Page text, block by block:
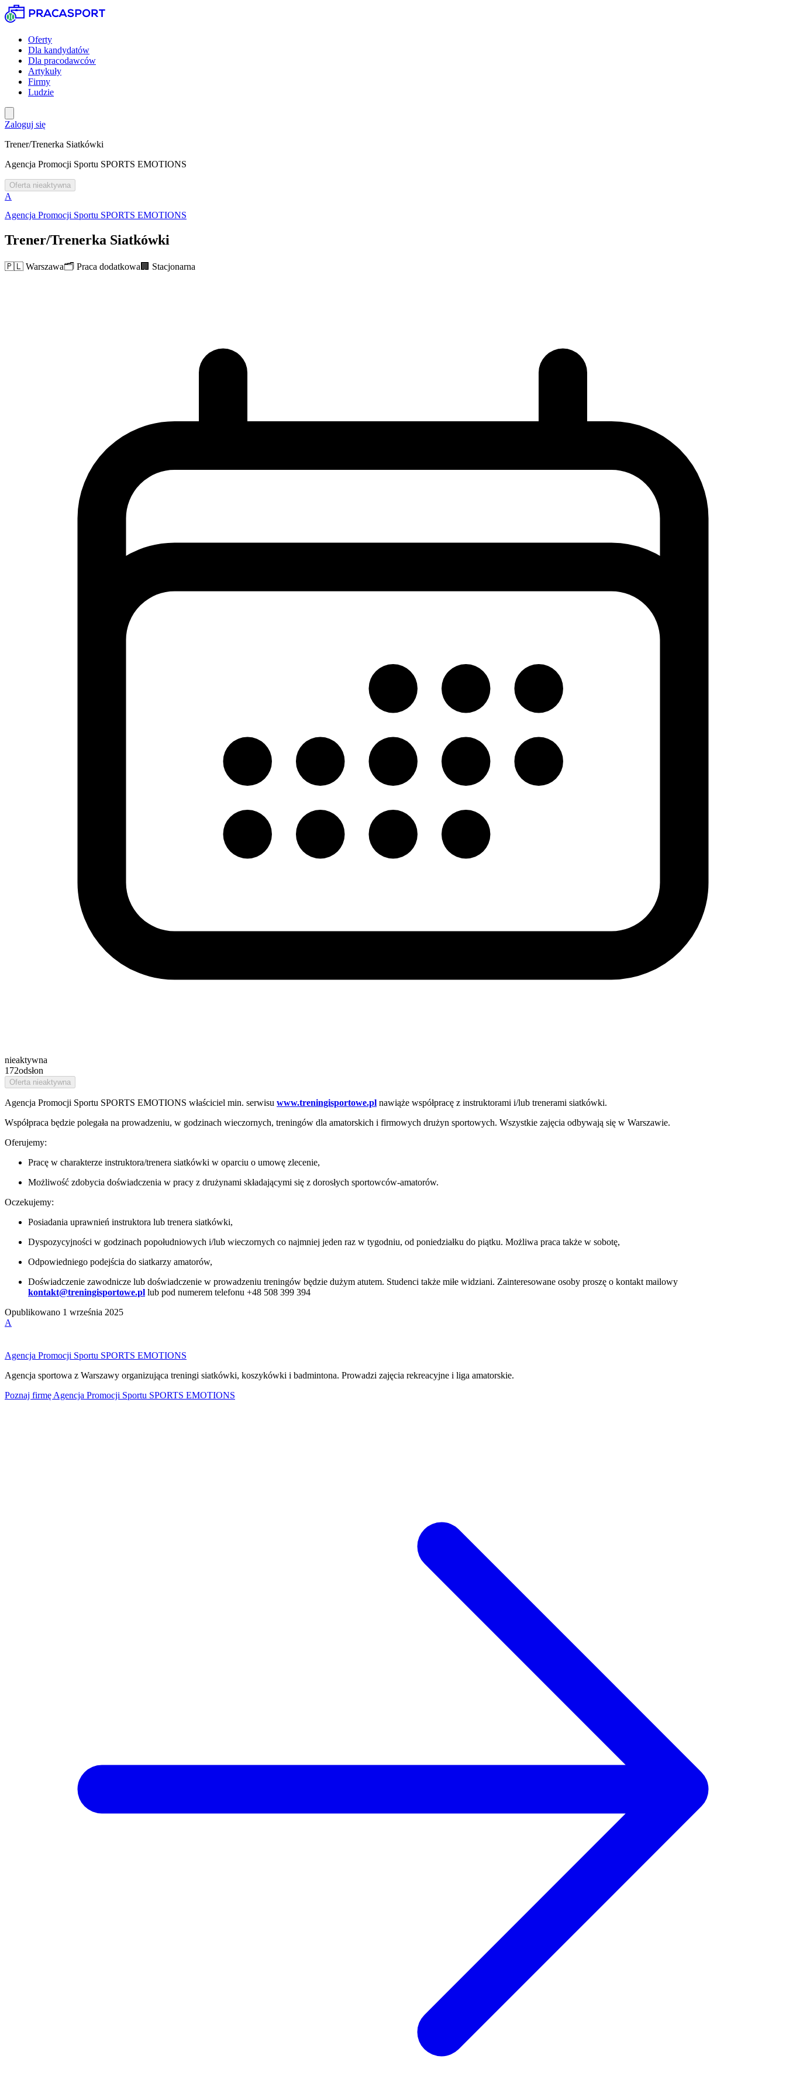
Oferty
Dla kandydatów
Dla pracodawców
Artykuły
Firmy
Ludzie
Zaloguj się
Trener/Trenerka Siatkówki
Agencja Promocji Sportu SPORTS EMOTIONS
Oferta nieaktywna
A
Agencja Promocji Sportu SPORTS EMOTIONS
Trener/Trenerka Siatkówki
🇵🇱 Warszawa🗂️ Praca dodatkowa 🏢 Stacjonarna
nieaktywna
172odsłon
Oferta nieaktywna
Agencja Promocji Sportu SPORTS EMOTIONS właściciel min. serwisu www.treningisportowe.pl nawiąże współpracę z instruktorami i/lub trenerami siatkówki.
Współpraca będzie polegała na prowadzeniu, w godzinach wieczornych, treningów dla amatorskich i firmowych drużyn sportowych. Wszystkie zajęcia odbywają się w Warszawie.
Oferujemy:
Pracę w charakterze instruktora/trenera siatkówki w oparciu o umowę zlecenie,
Możliwość zdobycia doświadczenia w pracy z drużynami składającymi się z dorosłych sportowców-amatorów.
Oczekujemy:
Posiadania uprawnień instruktora lub trenera siatkówki,
Dyspozycyjności w godzinach popołudniowych i/lub wieczornych co najmniej jeden raz w tygodniu, od poniedziałku do piątku. Możliwa praca także w sobotę,
Odpowiedniego podejścia do siatkarzy amatorów,
Doświadczenie zawodnicze lub doświadczenie w prowadzeniu treningów będzie dużym atutem. Studenci także miłe widziani. Zainteresowane osoby proszę o kontakt mailowy
kontakt@treningisportowe.pl lub pod numerem telefonu +48 508 399 394
Opublikowano 1 września 2025
A
Agencja Promocji Sportu SPORTS EMOTIONS
Agencja sportowa z Warszawy organizująca treningi siatkówki, koszykówki i badmintona. Prowadzi zajęcia rekreacyjne i liga amatorskie.
Poznaj firmę Agencja Promocji Sportu SPORTS EMOTIONS